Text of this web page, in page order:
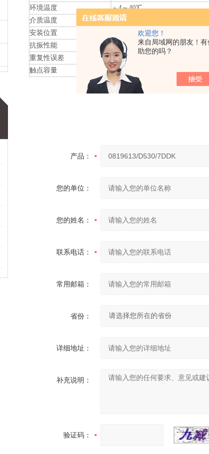
欢迎您！
来自局域网的朋友！
助您的吗？
环境温度
－4～40℃
介质温度
0～120℃
安装位置
抗振性能
D520/7DK：20 m/ s2
重复性误差
≤1%
触点容量
AC 220V 6A（阻性）
产品：
您的单位：
您的姓名：
联系电话：
常用邮箱：
省份：
详细地址：
补充说明：
验证码：